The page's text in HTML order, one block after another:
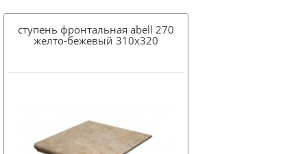
ступень фронтальная abell 270
желто-бежевый 310x320